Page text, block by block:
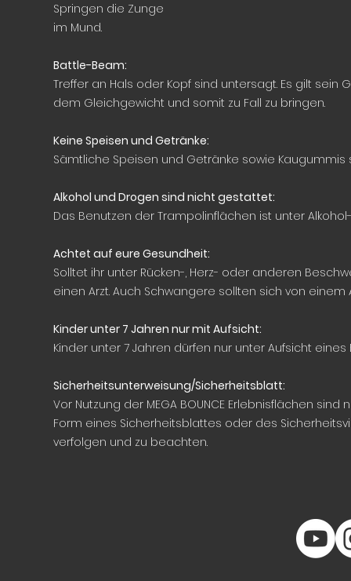
Springen die Zunge
im Mund.
Battle-Beam:
Treffer an Hals oder Kopf sind untersagt. Es gilt
dem Gleichgewicht und somit zu Fall zu bringen.
Keine Speisen und Getränke:
Sämtliche Speisen und Getränke sowie
Alkohol und Drogen sind nicht gestattet:
Das Benutzen der Trampolinflächen ist unter
Achtet auf eure Gesundheit:
Solltet ihr unter Rücken-, Herz- oder anderen
einen Arzt. Auch Schwangere sollten sich von
Kinder unter 7 Jahren nur mit Aufsicht:
Kinder unter 7 Jahren dürfen nur unter Aufsicht
Sicherheitsunterweisung/Sicherheitsblatt:
Vor Nutzung der MEGA BOUNCE Erlebnisflächen
Form eines Sicherheitsblattes oder des
verfolgen und zu beachten.